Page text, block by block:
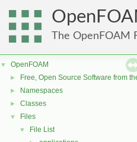
The OpenFOAM
▼ OpenFOAM
► Free, Open Source Software from
► Namespaces
► Classes
▼ Files
▼ File List